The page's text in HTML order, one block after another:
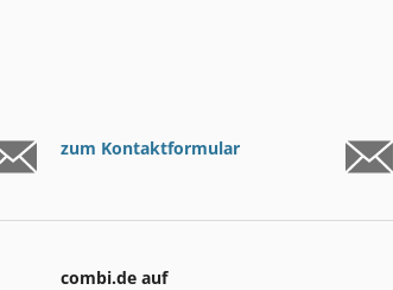
zum Kontaktformular
combi.de auf